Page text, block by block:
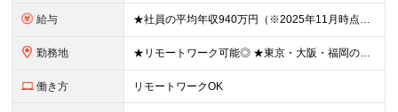
給与 ★社員の平均年収940万円（※2025年11月時点） ★転職者は全員収入アップを実現 ★入社半年で昇給した実績あり！ 【営業未経験】 月給35万8,000円～（固定残業代含む）＋インセンティブ ＋賞
勤務地 ★リモートワーク可能◎ ★東京・大阪・福岡の3拠点で募集中／ご希望の勤務地で配属します ★転勤なし ＜東京支店＞ 東京都港区三田1丁目4番28号 三田国際ビル2階 ＜大阪本社＞ 大阪府大阪市北区梅
働き方 リモートワークOK